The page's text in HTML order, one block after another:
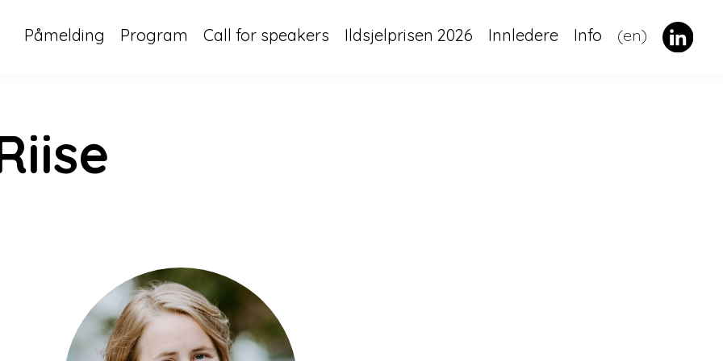
Påmelding Program Call for speakers Ildsjelprisen 2026 Innledere Info (en)